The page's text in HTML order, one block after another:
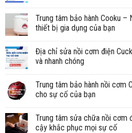
Trung tâm bảo hành Cooku
thiết bị gia dụng của bạn
Địa chỉ sửa nồi cơm điện
và nhanh chóng
Trung tâm bảo hành nồi cơm
cho sự cố của bạn
Trung tâm sửa chữa nồi cơm
cậy khắc phục mọi sự cố